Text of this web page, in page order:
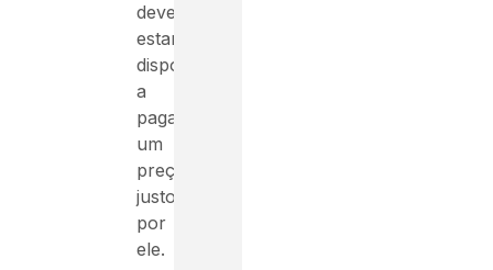
devem
estar
dispostos
a
pagar
um
preço
justo
por
ele.